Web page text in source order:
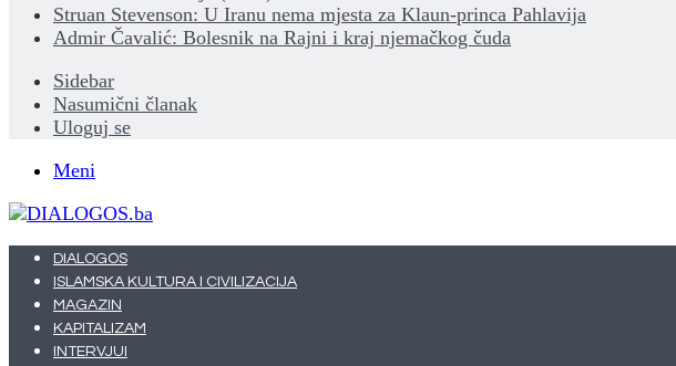
Struan Stevenson: U Iranu nema mjesta za Klaun-princa Pahlavija
Admir Čavalić: Bolesnik na Rajni i kraj njemačkog čuda
Sidebar
Nasumični članak
Uloguj se
Meni
DIALOGOS
ISLAMSKA KULTURA I CIVILIZACIJA
MAGAZIN
KAPITALIZAM
INTERVJUI